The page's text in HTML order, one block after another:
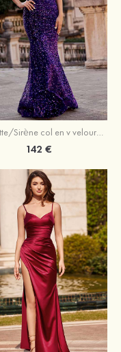
Trumpette/Sirène col en v velours paillettes traîne balayage robe de bal
142 €